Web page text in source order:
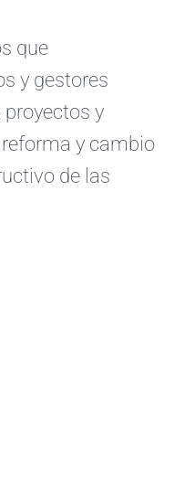
que
y gestores
y
y cambio
de las